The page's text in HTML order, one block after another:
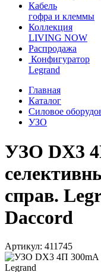
Кабель
гофра и клеммы
Коллекция
LIVING NOW
Распродажа
Конфигуратор
Legrand
Главная
Каталог
Силовое
УЗО
УЗО DX3
справ.
Daccord
Артикул: 411745